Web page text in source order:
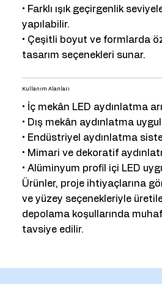
• Farklı ışık geçirgenlik
yapılabilir.
• Çeşitli boyut ve formlarda
tasarım seçenekleri sunar.
Kullanım Alanları
• İç mekân LED aydınlatma
• Dış mekân aydınlatma
• Endüstriyel aydınlatma
• Mimari ve dekoratif
• Alüminyum profil içi LED
Ürünler, proje ihtiyaçlarına
ve yüzey seçenekleriyle
depolama koşullarında
tavsiye edilir.